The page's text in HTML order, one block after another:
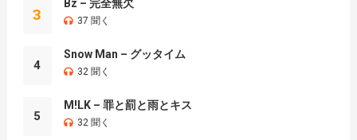
3
Bz – 完全無欠
37 聞く
4
Snow Man – グッタイム
32 聞く
5
M!LK – 罪と罰と雨とキス
32 聞く